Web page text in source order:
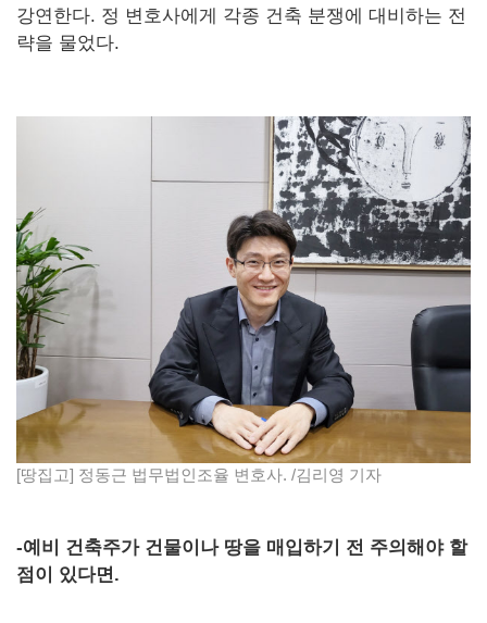
강연한다. 정 변호사에게 각종 건축 분쟁에 대비하는 전
략을 물었다.
[땅집고] 정동근 법무법인조율 변호사. /김리영 기자
-예비 건축주가 건물이나 땅을 매입하기 전 주의해야 할
점이 있다면.